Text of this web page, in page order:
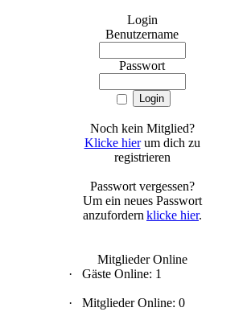
Login
Benutzername
Passwort
Noch kein Mitglied?
Klicke hierum dich zu
registrieren
Passwort vergessen?
Um ein neues Passwort
anzufordern klicke hier.
Mitglieder Online
·
Gäste Online: 1
· Mitglieder Online: 0